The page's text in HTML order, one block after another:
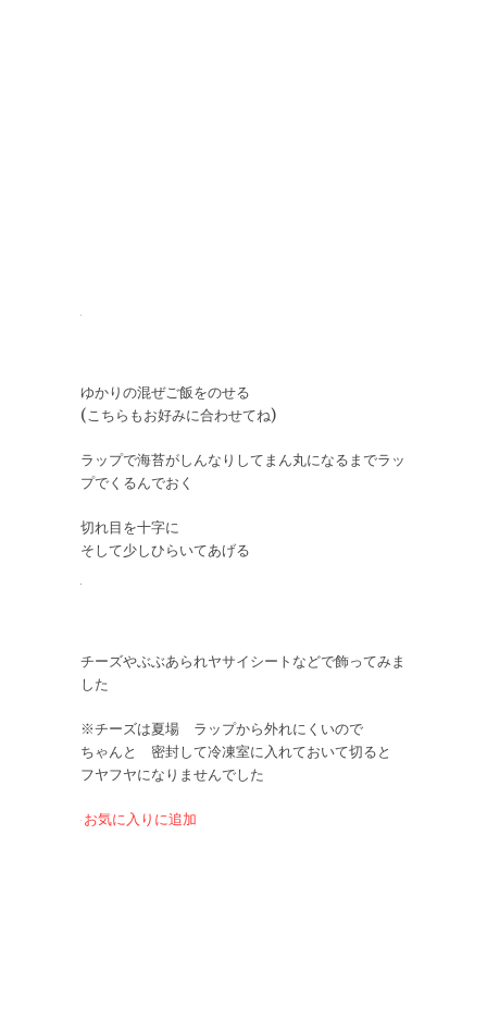
ゆかりの混ぜご飯をのせる
(こちらもお好みに合わせてね)
ラップで海苔がしんなりしてまん丸になるまでラッ
プでくるんでおく
切れ目を十字に
そして少しひらいてあげる
チーズやぶぶあられヤサイシートなどで飾ってみま
した
※チーズは夏場 ラップから外れにくいので
ちゃんと 密封して冷凍室に入れておいて切ると
フヤフヤになりませんでした
お気に入りに追加